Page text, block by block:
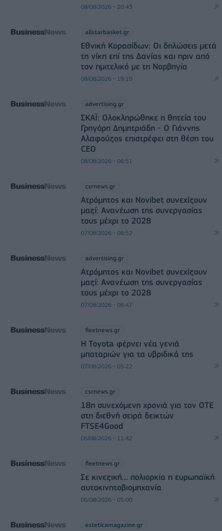
08/08/2026 - 20:43
allstarbasket.gr
Εθνική Κορασίδων: Οι δηλώσεις μετά
τη νίκη επί της Δανίας και πριν από
τον ημιτελικό με τη Νορβηγία
08/08/2026 - 19:19
advertising.gr
ΣΚΑΪ: Ολοκληρώθηκε η θητεία του
Γρηγόρη Δημητριάδη - Ο Γιάννης
Αλαφούζος επιστρέφει στη θέση του
CEO
08/08/2026 - 06:51
csrnews.gr
Ατρόμητος και Novibet συνεχίζουν
μαζί: Ανανέωση της συνεργασίας
τους μέχρι το 2028
07/08/2026 - 08:52
advertising.gr
Ατρόμητος και Novibet συνεχίζουν
μαζί: Ανανέωση της συνεργασίας
τους μέχρι το 2028
07/08/2026 - 08:47
fleetnews.gr
Η Toyota φέρνει νέα γενιά
μπαταριών για τα υβριδικά της
07/08/2026 - 05:22
csrnews.gr
18η συνεχόμενη χρονιά για τον ΟΤΕ
στη διεθνή σειρά δεικτών
FTSE4Good
06/08/2026 - 11:42
fleetnews.gr
Σε κινεζική… πολιορκία η ευρωπαϊκή
αυτοκινητοβιομηχανία
06/08/2026 - 05:00
esteticamagazine.gr